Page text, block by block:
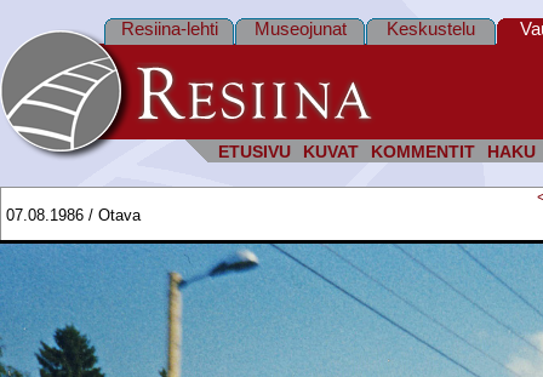
ETUSIVU KUVAT KOMMENTIT HAKU
Resiina-lehti Museojunat Keskustelu
07.08.1986 / Otava